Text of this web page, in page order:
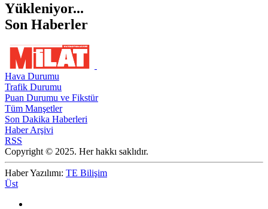
Yükleniyor...
Son Haberler
Hava Durumu
Trafik Durumu
Puan Durumu ve Fikstür
Tüm Manşetler
Son Dakika Haberleri
Haber Arşivi
RSS
Copyright © 2025. Her hakkı saklıdır.
Haber Yazılımı: TE Bilişim
Üst